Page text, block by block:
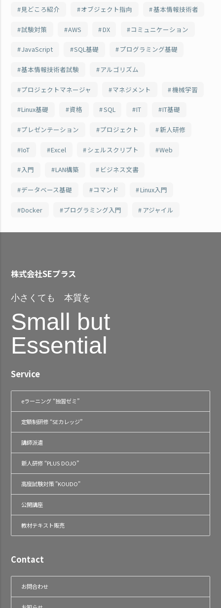
見どころ紹介 オブジェクト指向 基本情報技術者
試験対策 AWS DX コミュニケーション
JavaScript SQL基礎 プログラミング基礎
基本情報技術者試験 アルゴリズム
プロジェクトマネージャ マネジメント 機械学習
Linux基礎 資格 SQL IT IT基礎
プレゼンテーション プロジェクト 新人研修
IoT Excel シェルスクリプト Web
入門 LAN構築 ビジネス文書
データベース基礎 コマンド Linux入門
Docker プログラミング入門 アジャイル
株式会社SEプラス
小さくても 本質を
Small but
Essential
Service
eラーニング “独習ゼミ”
定額制研修 “SEカレッジ”
講師派遣
新人研修 “PLUS DOJO”
高度試験対策 "KOUDO"
公開講座
教材テキスト販売
Contact
お問合わせ